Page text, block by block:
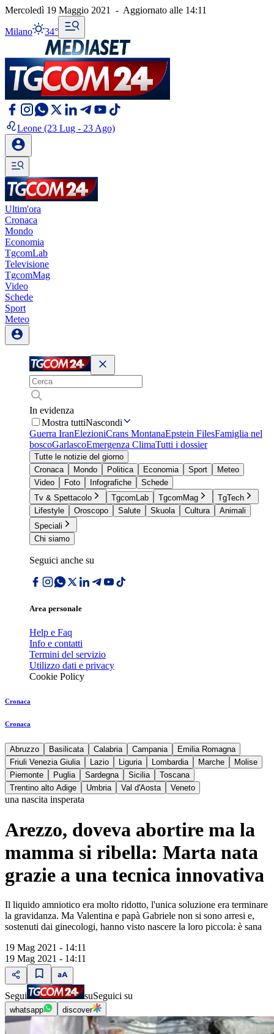
Mercoledì 19 Maggio 2021 - Aggiornato alle 14:11
Milano 34°
Leone (23 Lug - 23 Ago)
Ultim'ora
Cronaca
Mondo
Economia
TgcomLab
Televisione
TgcomMag
Video
Schede
Sport
Meteo
In evidenza
Mostra tuttiNascondi
Guerra IranElezioniCrans MontanaEpstein FilesFamiglia nel
boscoGarlascoEmergenza ClimaTutti i dossier
Tutte le notizie del giorno
Cronaca
Mondo Politica Economia Sport
Meteo
Video
Foto Infografiche
Schede
Tv & Spettacolo
TgcomLab TgcomMag
TgTech
Lifestyle
Oroscopo Salute Skuola Cultura
Animali
Speciali
Chi siamo
Seguici anche su
Area personale
Help e Faq
Info e contatti
Termini del servizio
Utilizzo dati e privacy
Cookie Policy
Cronaca
Cronaca
Abruzzo Basilicata Calabria Campania
Emilia Romagna
Friuli Venezia Giulia
Lazio Liguria Lombardia Marche
Molise
Piemonte
Puglia Sardegna Sicilia
Toscana
Trentino alto Adige
Umbria Val d'Aosta Veneto
una nascita insperata
Arezzo, doveva abortire ma la
mamma si ribella: Marta nata
grazie a una tecnica innovativa
Il liquido amniotico era molto ridotto, l'unica soluzione era terminare
la gravidanza. Ma Valentina e papà Gabriele non si sono arresi e,
sostenuti dai ginecologi, hanno visto nascere la loro piccola: è sana
19 Mag 2021 - 14:11
19 Mag 2021 - 14:11
Segui suSeguici su
whatsapp discover